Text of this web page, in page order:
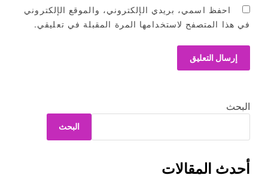
احفظ اسمي، بريدي الإلكتروني، والموقع الإلكتروني
في هذا المتصفح لاستخدامها المرة المقبلة في تعليقي.
البحث
البحث
أحدث المقالات